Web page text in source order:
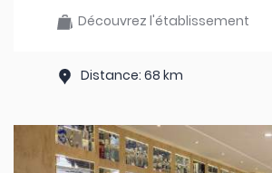
Découvrez l'établissement
Distance: 68 km